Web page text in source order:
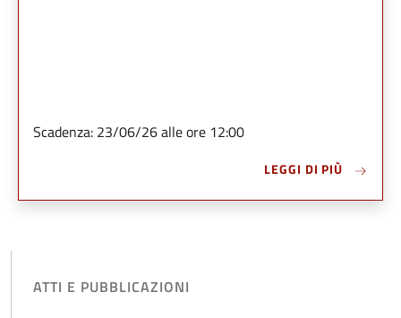
Scadenza: 23/06/26 alle ore 12:00
LEGGI DI PIÙ
ATTI E PUBBLICAZIONI